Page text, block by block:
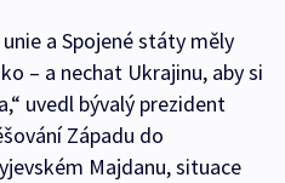
a Spojené státy měly
– a nechat Ukrajinu, aby si
uvedl bývalý prezident
Západu do
Majdanu, situace